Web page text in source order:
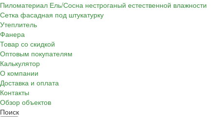
Пиломатериал Ель/Сосна нестроганый естественной влажности
Сетка фасадная под штукатурку
Утеплитель
Фанера
Товар со скидкой
Оптовым покупателям
Калькулятор
О компании
Доставка и оплата
Контакты
Обзор объектов
Поиск